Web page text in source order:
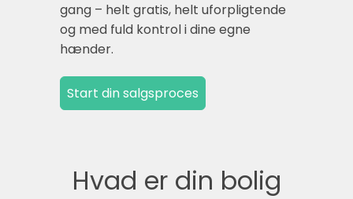
gang – helt gratis, helt uforpligtende
og med fuld kontrol i dine egne
hænder.
Hvad er din bolig